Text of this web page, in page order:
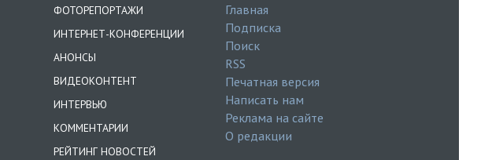
ФОТОРЕПОРТАЖИ
ИНТЕРНЕТ-КОНФЕРЕНЦИИ
АНОНСЫ
ВИДЕОКОНТЕНТ
ИНТЕРВЬЮ
КОММЕНТАРИИ
РЕЙТИНГ НОВОСТЕЙ
Главная
Подписка
Поиск
RSS
Печатная версия
Написать нам
Реклама на сайте
О редакции